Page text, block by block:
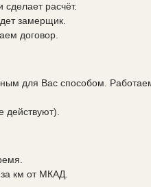
расчёт.
замерщик.
договор.
для Вас способом.
действуют).
км от МКАД.